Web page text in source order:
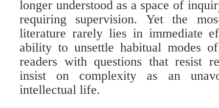
longer understood as a space of
requiring supervision. Yet the
literature rarely lies in immediate
ability to unsettle habitual modes
readers with questions that resist
insist on complexity as an
intellectual life.